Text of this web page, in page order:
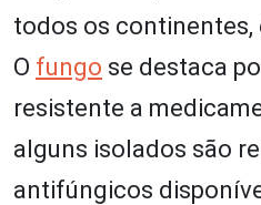
todos os
O fungo se destaca
resistente a
alguns isolados são
antifúngicos